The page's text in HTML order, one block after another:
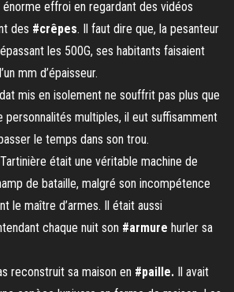
énorme effroi en regardant des vidéos
des #crêpes. Il faut dire que, la pesanteur
les 500G, ses habitants faisaient
mm d’épaisseur.
mis en isolement ne souffrit pas plus que
personnalités multiples, il eut suffisamment
le temps dans son trou.
était une véritable machine de
de bataille, malgré son incompétence
le maître d’armes. Il était aussi
chaque nuit son #armure hurler sa
reconstruit sa maison en #paille. Il avait